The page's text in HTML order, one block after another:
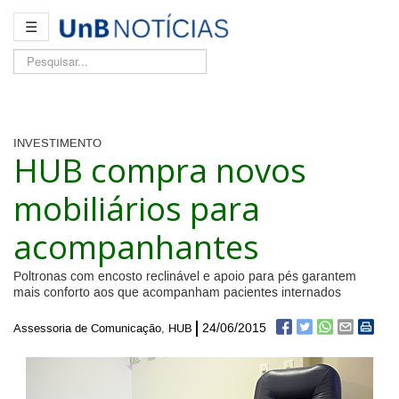
☰
Pesquisar...
INVESTIMENTO
HUB compra novos
mobiliários para
acompanhantes
Poltronas com encosto reclinável e apoio para pés garantem
mais conforto aos que acompanham pacientes internados
Assessoria de Comunicação, HUB 24/06/2015